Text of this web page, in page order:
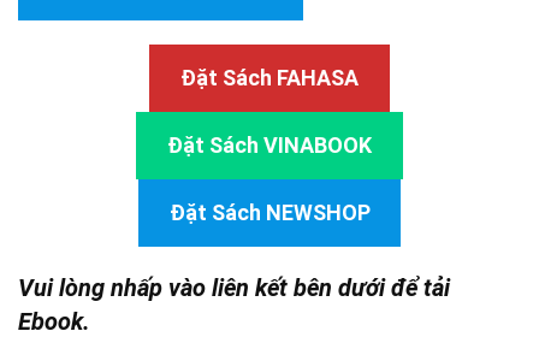
Đặt Sách FAHASA
Đặt Sách VINABOOK
Đặt Sách NEWSHOP
Vui lòng nhấp vào liên kết bên dưới để tải
Ebook.